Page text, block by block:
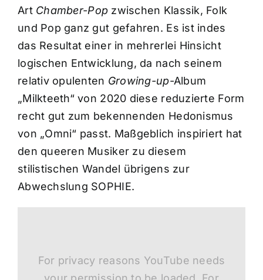
Art Chamber-Pop zwischen Klassik, Folk
und Pop ganz gut gefahren. Es ist indes
das Resultat einer in mehrerlei Hinsicht
logischen Entwicklung, da nach seinem
relativ opulenten Growing-up-Album
„Milkteeth“ von 2020 diese reduzierte Form
recht gut zum bekennenden Hedonismus
von „Omni“ passt. Maßgeblich inspiriert hat
den queeren Musiker zu diesem
stilistischen Wandel übrigens zur
Abwechslung SOPHIE.
For privacy reasons YouTube needs